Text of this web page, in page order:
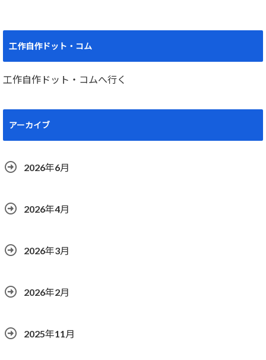
工作自作ドット・コム
工作自作ドット・コムへ行く
アーカイブ
2026年6月
2026年4月
2026年3月
2026年2月
2025年11月